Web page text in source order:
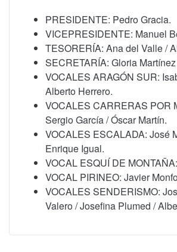
PRESIDENTE: Pedro Gracia.
VICEPRESIDENTE: Manuel
TESORERÍA: Ana del Valle /
SECRETARÍA: Gloria
VOCALES ARAGÓN SUR:
Alberto Herrero.
VOCALES CARRERAS POR
Sergio García / Óscar Martín.
VOCALES ESCALADA: José
Enrique Igual.
VOCAL ESQUÍ DE
VOCAL PIRINEO: Javier
VOCALES SENDERISMO:
Valero / Josefina Plumed /